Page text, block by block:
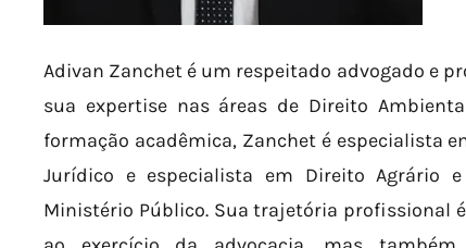
Adivan Zanchet é um respeitado advogado e
sua expertise nas áreas de Direito
formação acadêmica, Zanchet é especialista
Jurídico e especialista em Direito Agrário
Ministério Público. Sua trajetória profissional